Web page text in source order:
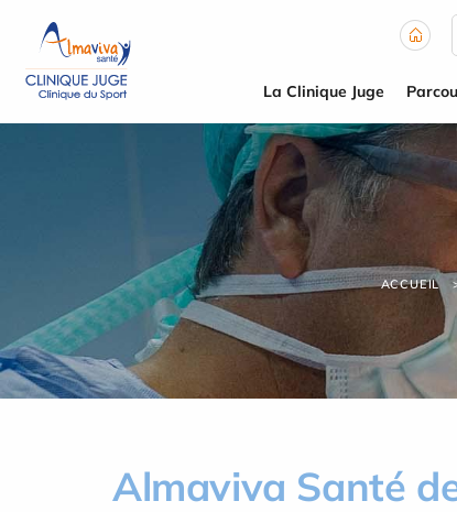
La Clinique Juge
ACCUEIL
Almaviva Santé